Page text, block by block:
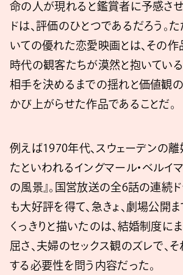
命の人が現れると鑑賞者に予感さ
ドは、評価のひとつであるだろう。
いての優れた恋愛映画とは、その
時代の観客たちが漠然と抱いてい
相手を決めるまでの揺れと価値観
かび上がらせた作品であることだ。
例えば1970年代、スウェーデンの
たといわれるイングマール・ベルイ
の風景』。国営放送の全6話の連続
も大好評を得て、急きょ、劇場公開
くっきりと描いたのは、結婚制度に
屈さ、夫婦のセックス観のズレで、
する必要性を問う内容だった。